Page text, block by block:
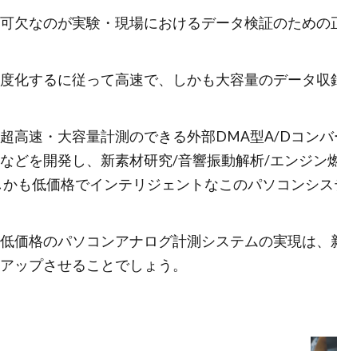
欠なのが実験・現場におけるデータ検証のための
化するに従って高速で、しかも大容量のデータ収
高速・大容量計測のできる外部DMA型A/Dコン
どを開発し、新素材研究/音響振動解析/エンジン
も低価格でインテリジェントなこのパソコンシ
価格のパソコンアナログ計測システムの実現は、
ップさせることでしょう。